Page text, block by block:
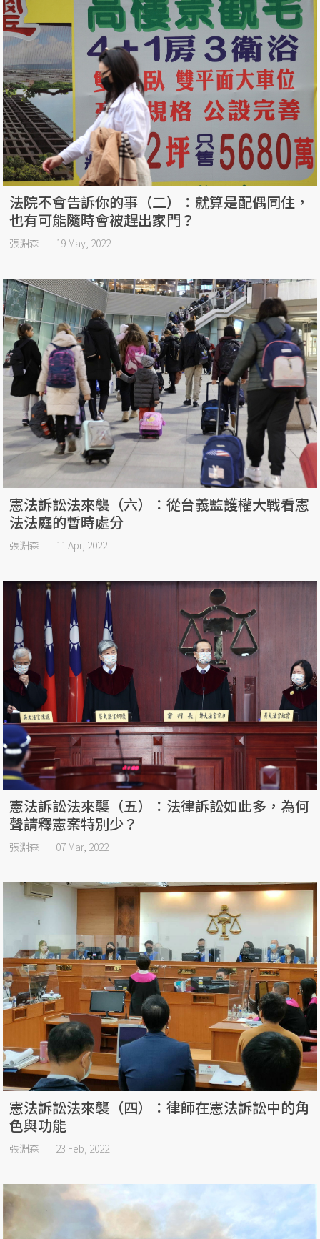
法院不會告訴你的事（二）：就算是配偶同住，
也有可能隨時會被趕出家門？
張淵森 19 May, 2022
憲法訴訟法來襲（六）：從台義監護權大戰看憲
法法庭的暫時處分
張淵森 11 Apr, 2022
憲法訴訟法來襲（五）：法律訴訟如此多，為何
聲請釋憲案特別少？
張淵森 07 Mar, 2022
憲法訴訟法來襲（四）：律師在憲法訴訟中的角
色與功能
張淵森 23 Feb, 2022